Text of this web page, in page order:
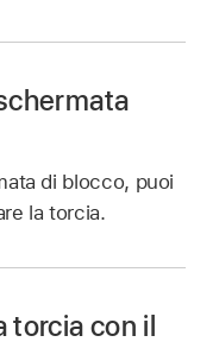
di blocco, puoi
la torcia.
torcia con il